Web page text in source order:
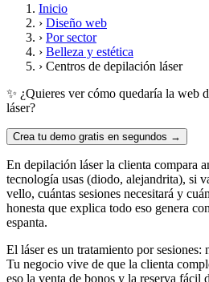
Inicio
› Diseño web
› Por sector
› Belleza y estética
› Centros de depilación láser
✨ ¿Quieres ver cómo quedaría la web
láser?
Crea tu demo gratis en segundos →
En depilación láser la clienta compara
tecnología usas (diodo, alejandrita), si
vello, cuántas sesiones necesitará y
honesta que explica todo eso genera
espanta.
El láser es un tratamiento por sesiones:
Tu negocio vive de que la clienta
eso la venta de bonos y la reserva fácil